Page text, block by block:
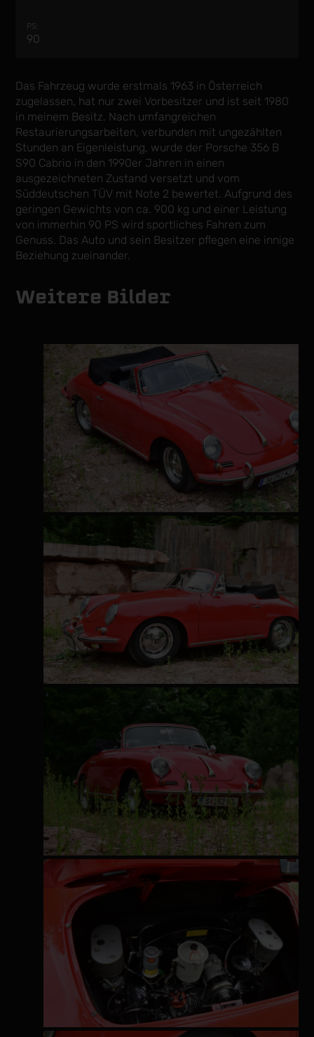
PS:
90
Das Fahrzeug wurde erstmals 1963 in Österreich
zugelassen, hat nur zwei Vorbesitzer und ist seit 1980
in meinem Besitz. Nach umfangreichen
Restaurierungsarbeiten, verbunden mit ungezählten
Stunden an Eigenleistung, wurde der Porsche 356 B
S90 Cabrio in den 1990er Jahren in einen
ausgezeichneten Zustand versetzt und vom
Süddeutschen TÜV mit Note 2 bewertet. Aufgrund des
geringen Gewichts von ca. 900 kg und einer Leistung
von immerhin 90 PS wird sportliches Fahren zum
Genuss. Das Auto und sein Besitzer pflegen eine innige
Beziehung zueinander.
Weitere Bilder